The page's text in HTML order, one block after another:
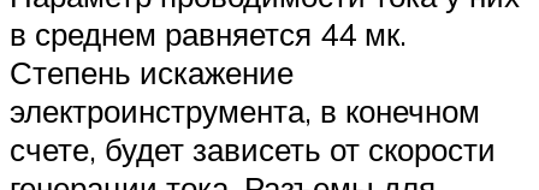
в среднем равняется 44 мк.
Степень искажение
электроинструмента, в конечном
счете, будет зависеть от скорости